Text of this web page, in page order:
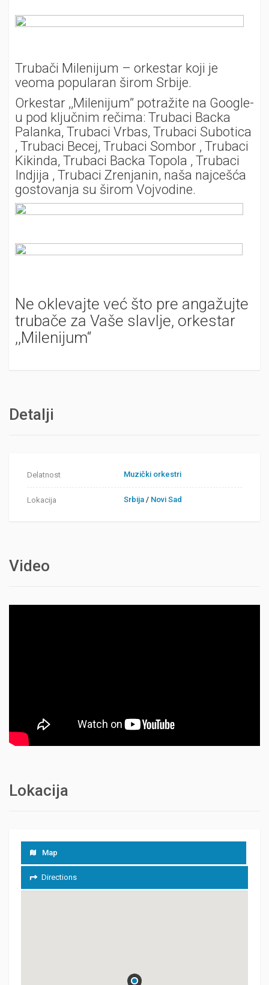
Trubači Milenijum – orkestar koji je
veoma popularan širom Srbije.
Orkestar ,,Milenijum” potražite na Google-
u pod ključnim rečima: Trubaci Backa
Palanka, Trubaci Vrbas, Trubaci Subotica
, Trubaci Becej, Trubaci Sombor , Trubaci
Kikinda, Trubaci Backa Topola , Trubaci
Indjija , Trubaci Zrenjanin, naša najcešća
gostovanja su širom Vojvodine.
Ne oklevajte već što pre angažujte
trubače za Vaše slavlje, orkestar
,,Milenijum“
Detalji
Delatnost Muzički orkestri
Lokacija Srbija / Novi Sad
Video
Lokacija
Map
Directions